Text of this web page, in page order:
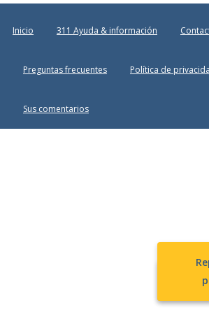
Inicio 311 Ayuda & información
Preguntas frecuentes Política de
Sus comentarios